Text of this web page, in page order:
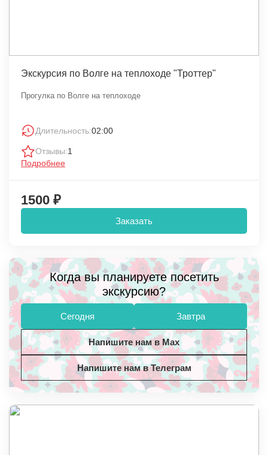
Экскурсия по Волге на теплоходе "Троттер"
Прогулка по Волге на теплоходе
Длительность:02:00
Отзывы:1
Подробнее
1500 ₽
Заказать
Когда вы планируете посетить
экскурсию?
Сегодня Завтра
Напишите нам в Max
Напишите нам в Телеграм